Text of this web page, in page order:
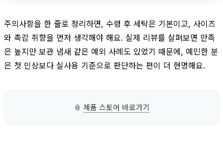
주의사항을 한 줄로 정리하면, 수령 후 세탁은 기본이고, 사이즈
와 촉감 취향을 먼저 생각해야 해요. 실제 리뷰를 살펴보면 만족
은 높지만 보관 냄새 같은 예외 사례도 있었기 때문에, 예민한 분
은 첫 인상보다 실사용 기준으로 판단하는 편이 더 현명해요.
📎 제품 스토어 바로가기